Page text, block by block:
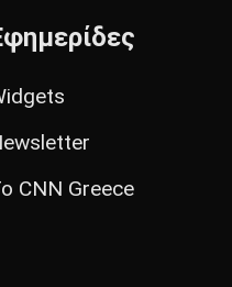
CNN Greece